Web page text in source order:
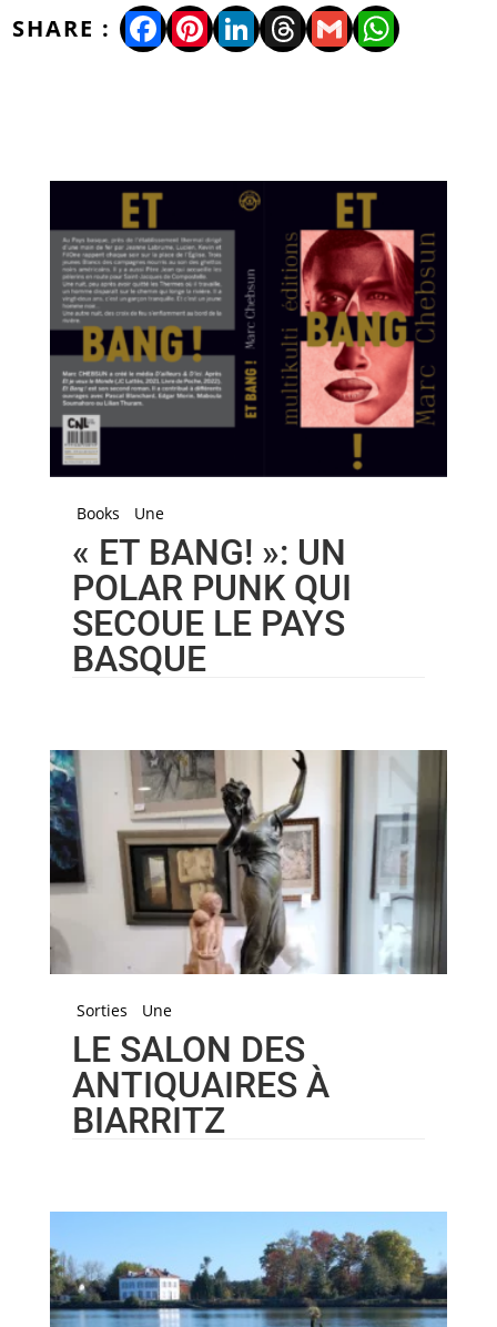
Facebook
Pinterest
LinkedIn
Threads
Gmail
Books Une
« ET BANG! »: UN
POLAR PUNK QUI
SECOUE LE PAYS
BASQUE
Sorties Une
LE SALON DES
ANTIQUAIRES À
BIARRITZ